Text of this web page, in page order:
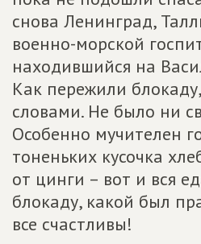
снова Ленинград,
военно-морской
находившийся на
Как пережили
словами. Не было ни
Особенно мучителен
тоненьких кусочка
от цинги – вот и вся
блокаду, какой был
все счастливы!